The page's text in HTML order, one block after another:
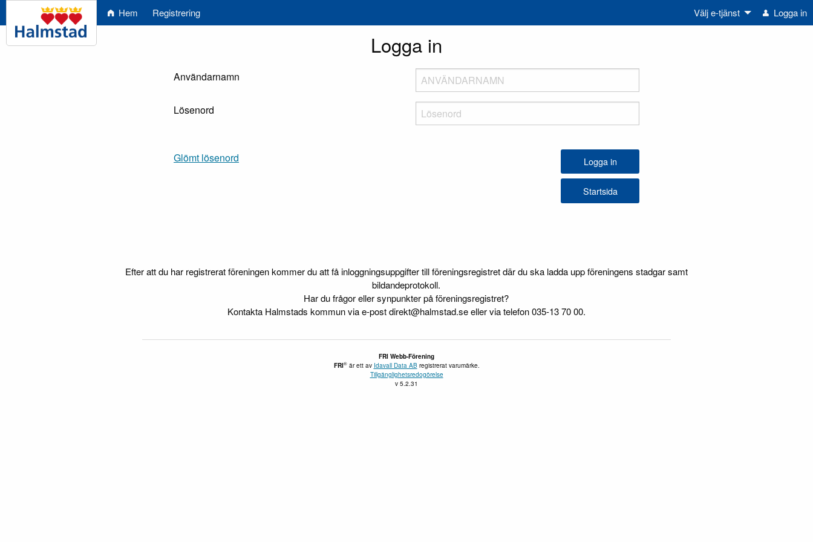
Hem Registrering Välj e-tjänst Logga in
Logga in
Användarnamn
Lösenord
Glömt lösenord
Efter att du har registrerat föreningen kommer du att få inloggningsuppgifter till föreningsregistret där du ska ladda upp föreningens stadgar samt
bildandeprotokoll.
Har du frågor eller synpunkter på föreningsregistret?
Kontakta Halmstads kommun via e-post direkt@halmstad.se eller via telefon 035-13 70 00.
FRI Webb-Förening
FRI®är ett av Idavall Data AB registrerat varumärke.
Tillgänglighetsredogörelse
v 5.2.31